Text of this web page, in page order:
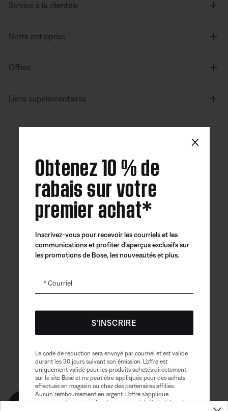
Service à la clientèle
Notre entreprise
Offres
Liens supplémentaires
Bose
Bose Connect
Bose QCE
Mention juridique
Politique de confidentialité Accessibilité
Avis sur les témoins
Conditions générales de vente
Conditions d'utilisation
Déclaration sur l’esclavage contemporain
×
Obtenez 10 % de
rabais sur votre
premier achat*
Inscrivez-vous pour recevoir les courriels et les
communications et profiter d’aperçus exclusifs sur
les promotions de Bose, les nouveautés et plus.
Courriel
S’INSCRIRE
Le code de réduction sera envoyé par courriel et est valide
durant les 30 jours suivant son émission. L’offre est
uniquement valide pour les produits achetés directement
sur le site Bose et ne peut être appliquée pour des achats
effectués en magasin ou chez des partenaires affiliés.
Aucun remboursement en argent. L’offre s’applique
uniquement au prix indiqué au moment de l’achat. La valeur
Obtenez 10% de